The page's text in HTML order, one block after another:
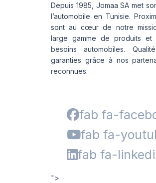
Depuis 1985, Jomaa SA met
l’automobile en Tunisie.
sont au cœur de notre
large gamme de produits et
besoins automobiles.
garanties grâce à nos
reconnues.
fab fa-
fab fa-
fab fa-
">